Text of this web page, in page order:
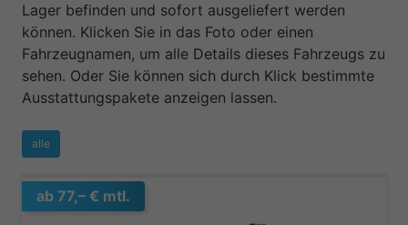
Lager befinden und sofort ausgeliefert werden
können. Klicken Sie in das Foto oder einen
Fahrzeugnamen, um alle Details dieses Fahrzeugs zu
sehen. Oder Sie können sich durch Klick bestimmte
Ausstattungspakete anzeigen lassen.
alle
ab 77,– € mtl.